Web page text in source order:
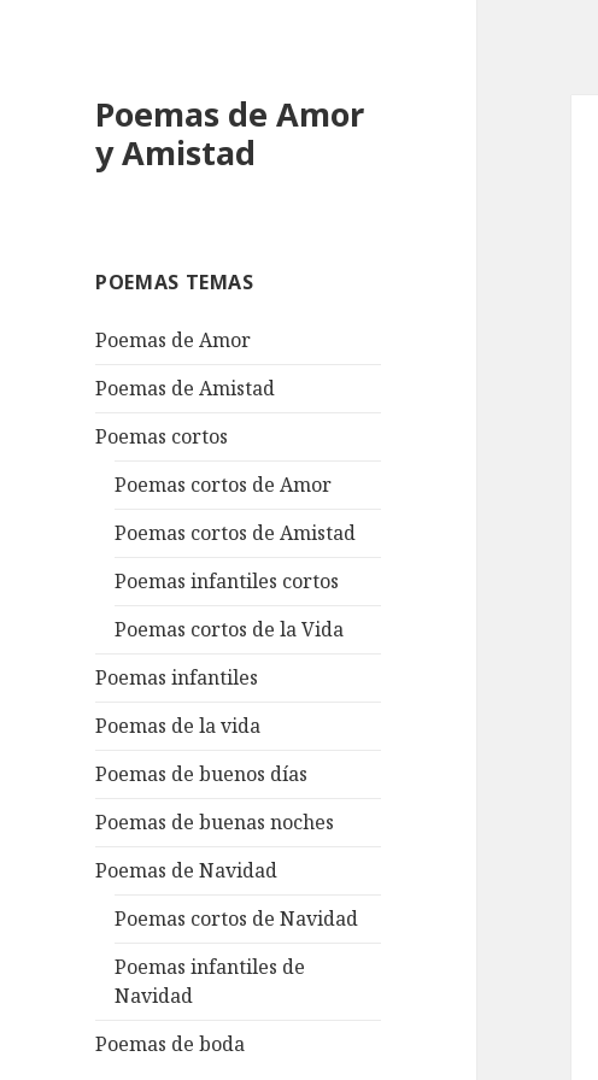
Poemas de Amor
y Amistad
POEMAS TEMAS
Poemas de Amor
Poemas de Amistad
Poemas cortos
Poemas cortos de Amor
Poemas cortos de Amistad
Poemas infantiles cortos
Poemas cortos de la Vida
Poemas infantiles
Poemas de la vida
Poemas de buenos días
Poemas de buenas noches
Poemas de Navidad
Poemas cortos de Navidad
Poemas infantiles de
Navidad
Poemas de boda